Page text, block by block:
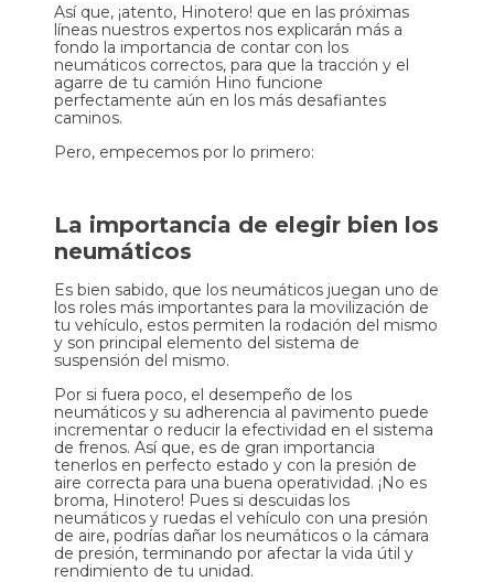
Así que, ¡atento, Hinotero! que en las próximas
líneas nuestros expertos nos explicarán más a
fondo la importancia de contar con los
neumáticos correctos, para que la tracción y el
agarre de tu camión Hino funcione
perfectamente aún en los más desafiantes
caminos.
Pero, empecemos por lo primero:
La importancia de elegir bien los
neumáticos
Es bien sabido, que los neumáticos juegan uno de
los roles más importantes para la movilización de
tu vehículo, estos permiten la rodación del mismo
y son principal elemento del sistema de
suspensión del mismo.
Por si fuera poco, el desempeño de los
neumáticos y su adherencia al pavimento puede
incrementar o reducir la efectividad en el sistema
de frenos. Así que, es de gran importancia
tenerlos en perfecto estado y con la presión de
aire correcta para una buena operatividad. ¡No es
broma, Hinotero! Pues si descuidas los
neumáticos y ruedas el vehículo con una presión
de aire, podrías dañar los neumáticos o la cámara
de presión, terminando por afectar la vida útil y
rendimiento de tu unidad.